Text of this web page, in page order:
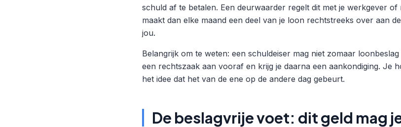
schuld af te betalen. Een deurwaarder regelt dit met je werkgever
maakt dan elke maand een deel van je loon rechtstreeks over aan
jou.
Belangrijk om te weten: een schuldeiser mag niet zomaar
een rechtszaak aan vooraf en krijg je daarna een aankondiging. Je
het idee dat het van de ene op de andere dag gebeurt.
De beslagvrije voet: dit geld mag